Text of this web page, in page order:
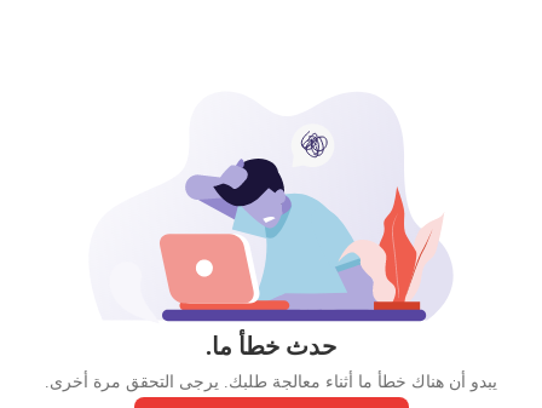
حدث خطأ ما.
يبدو أن هناك خطأ ما أثناء معالجة طلبك. يرجى التحقق مرة أخرى.